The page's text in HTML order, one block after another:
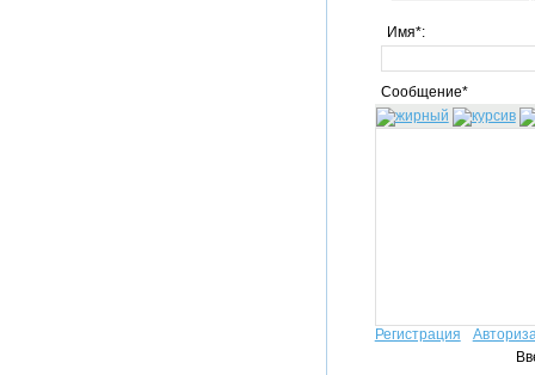
Имя*:
Сообщение*
Регистрация